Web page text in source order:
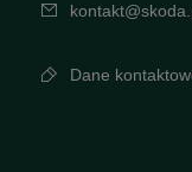
Dane